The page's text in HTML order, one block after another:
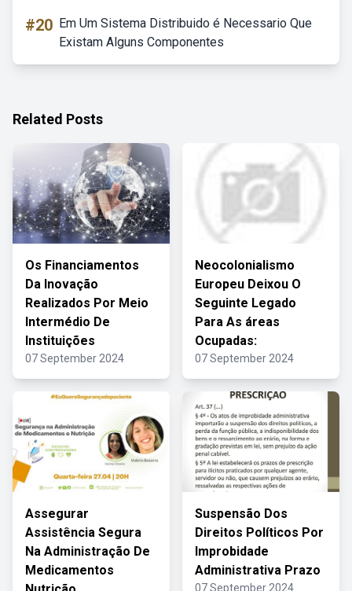
#20 Em Um Sistema Distribuido é Necessario Que
Existam Alguns Componentes
Related Posts
Os Financiamentos
Da Inovação
Realizados Por Meio
Intermédio De
Instituições
07 September 2024
Neocolonialismo
Europeu Deixou O
Seguinte Legado
Para As áreas
Ocupadas:
07 September 2024
Assegurar
Assistência Segura
Na Administração De
Medicamentos
Suspensão Dos
Direitos Políticos Por
Improbidade
Administrativa Prazo
07 September 2024